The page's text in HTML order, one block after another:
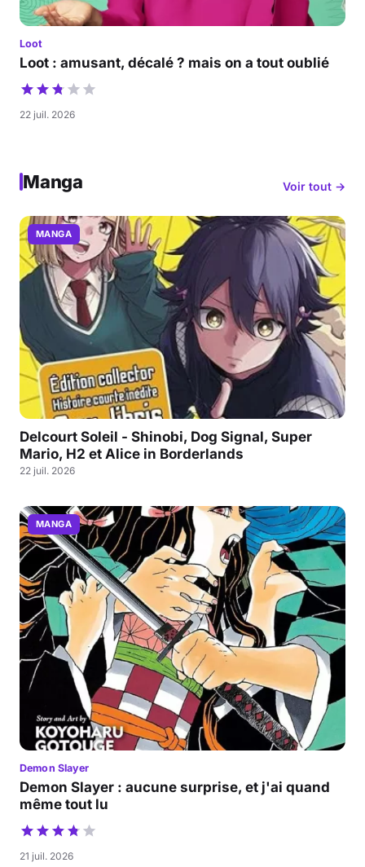
Loot
Loot : amusant, décalé ? mais on a tout oublié
22 juil. 2026
Manga Voir tout →
MANGA
Delcourt Soleil - Shinobi, Dog Signal, Super
Mario, H2 et Alice in Borderlands
22 juil. 2026
MANGA
Demon Slayer
Demon Slayer : aucune surprise, et j'ai quand
même tout lu
21 juil. 2026